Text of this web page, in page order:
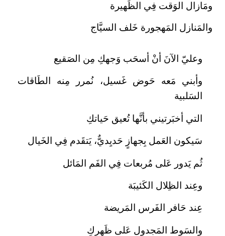
ومَازال الوَقت فِي الظَهيرة
والمَنازل المَهجورة خَلف السيَّاج
وعليّ الآنَ أنْ أسحَب وَجهكِ مِن الصَقيع
وأبني مَعه حَوض غَسيل، نُمرر مِنه الطَاقات
السَلبية
التي أخبَرتيني بأنَّها تُعيق حَياتكِ
سَيكون العَمل بِجهازٍ حَديِديٌّ، يَتقَدم فِي الخَيال
ثُم يَدور عَلى مُربعات فِي الفَم المَائل
وعِند الظِلال الكَئيبَة
عِند حَافر الفَرس المَريضة
والسَوط المَجدول عَلى ظَهركِ